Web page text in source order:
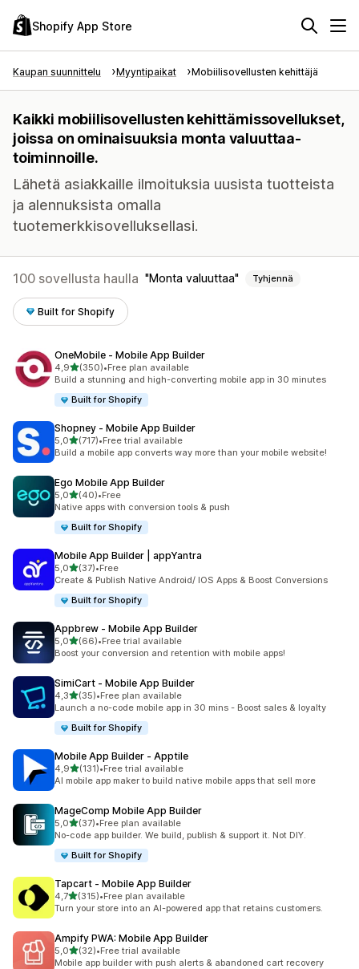
Shopify App Store
Kaupan suunnittelu Myyntipaikat Mobiilisovellusten kehittäjä
Kaikki mobiilisovellusten kehittämissovellukset,
joissa on ominaisuuksia monta valuuttaa-
toiminnoille.
Lähetä asiakkaille ilmoituksia uusista tuotteista
ja alennuksista omalla
tuotemerkkisovelluksellasi.
100 sovellusta haulla Monta valuuttaa Tyhjennä
Built for Shopify
OneMobile ‑ Mobile App Builder
4,9/ 5 tähteä
(350)
350 arvostelua yhteensä
•Free plan available
Build a stunning and high-converting mobile app in 30 minutes
Built for Shopify
Shopney ‑ Mobile App Builder
5,0/ 5 tähteä
(717)
717 arvostelua yhteensä
•Free trial available
Build a mobile app converts way more than your mobile website!
Ego Mobile App Builder
5,0/ 5 tähteä
(40)
40 arvostelua yhteensä
•Free
Native apps with conversion tools & push
Built for Shopify
Mobile App Builder | appYantra
5,0/ 5 tähteä
(37)
37 arvostelua yhteensä
•Free
Create & Publish Native Android/ IOS Apps & Boost Conversions
Built for Shopify
Appbrew ‑ Mobile App Builder
5,0/ 5 tähteä
(66)
66 arvostelua yhteensä
•Free trial available
Boost your conversion and retention with mobile apps!
SimiCart ‑ Mobile App Builder
4,3/ 5 tähteä
(35)
35 arvostelua yhteensä
•Free plan available
Launch a no-code mobile app in 30 mins - Boost sales & loyalty
Built for Shopify
Mobile App Builder ‑ Apptile
4,9/ 5 tähteä
(131)
131 arvostelua yhteensä
•Free trial available
AI mobile app maker to build native mobile apps that sell more
MageComp Mobile App Builder
5,0/ 5 tähteä
(37)
37 arvostelua yhteensä
•Free plan available
No-code app builder. We build, publish & support it. Not DIY.
Built for Shopify
Tapcart ‑ Mobile App Builder
4,7/ 5 tähteä
(315)
315 arvostelua yhteensä
•Free plan available
Turn your store into an AI-powered app that retains customers.
Ampify PWA: Mobile App Builder
5,0/ 5 tähteä
(32)
32 arvostelua yhteensä
•Free trial available
Mobile app builder with push alerts & abandoned cart recovery